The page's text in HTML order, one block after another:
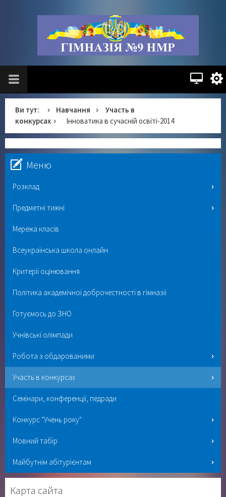
Ви тут: Навчання
Участь в
конкурсах
Інноватика в сучасній освіті-2014
Меню
Розклад
Предметні тижні
Мережа класів
Всеукраїнська школа онлайн
Критерії оцінювання
Політика академічної доброчестності в гімназії
Готуємось до ЗНО
Учнівські олімпади
Робота з обдарованими
Участь в конкурсах
Семінари, конференції, педради
Конкурс "Учень року"
Мовний табір
Майбутнім абітурієнтам
Карта сайта